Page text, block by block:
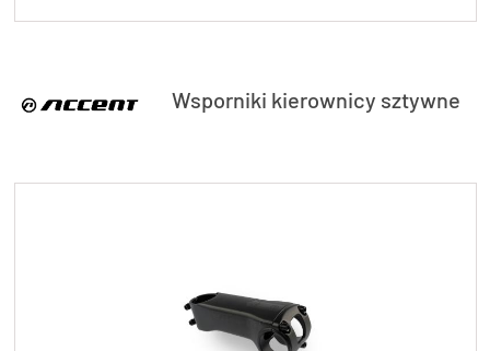
Wsporniki kierownicy sztywne